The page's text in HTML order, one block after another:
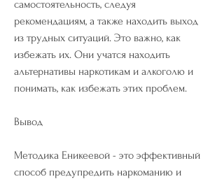
самостоятельность, следуя
рекомендациям, а также находить выход
из трудных ситуаций. Это важно, как
избежать их. Они учатся находить
альтернативы наркотикам и алкоголю и
понимать, как избежать этих проблем.
Вывод
Методика Еникеевой - это эффективный
способ предупредить наркоманию и